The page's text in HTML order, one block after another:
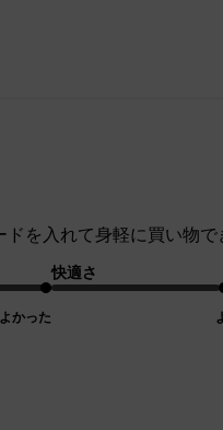
を入れて身軽に買い物で
かった
快適さ